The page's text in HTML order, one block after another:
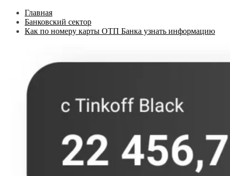
Главная
Банковский сектор
Как по номеру карты ОТП Банка узнать информацию